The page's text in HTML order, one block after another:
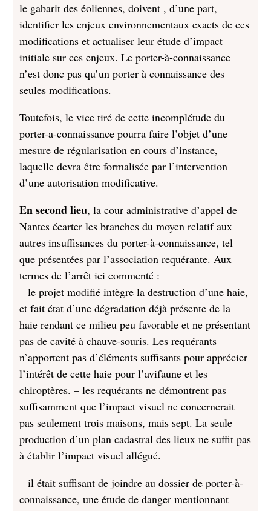
le gabarit des éoliennes, doivent , d’une part,
identifier les enjeux environnementaux exacts de ces
modifications et actualiser leur étude d’impact
initiale sur ces enjeux. Le porter-à-connaissance
n’est donc pas qu’un porter à connaissance des
seules modifications.
Toutefois, le vice tiré de cette incomplétude du
porter-a-connaissance pourra faire l’objet d’une
mesure de régularisation en cours d’instance,
laquelle devra être formalisée par l’intervention
d’une autorisation modificative.
En second lieu, la cour administrative d’appel de
Nantes écarter les branches du moyen relatif aux
autres insuffisances du porter-à-connaissance, tel
que présentées par l’association requérante. Aux
termes de l’arrêt ici commenté :
– le projet modifié intègre la destruction d’une haie,
et fait état d’une dégradation déjà présente de la
haie rendant ce milieu peu favorable et ne présentant
pas de cavité à chauve-souris. Les requérants
n’apportent pas d’éléments suffisants pour apprécier
l’intérêt de cette haie pour l’avifaune et les
chiroptères. – les requérants ne démontrent pas
suffisamment que l’impact visuel ne concernerait
pas seulement trois maisons, mais sept. La seule
production d’un plan cadastral des lieux ne suffit pas
à établir l’impact visuel allégué.
– il était suffisant de joindre au dossier de porter-à-
connaissance, une étude de danger mentionnant